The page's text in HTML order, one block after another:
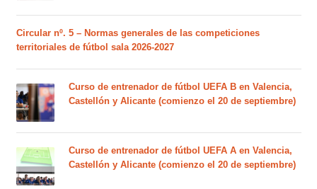
Circular nº. 5 – Normas generales de las competiciones
territoriales de fútbol sala 2026-2027
Curso de entrenador de fútbol UEFA B en Valencia,
Castellón y Alicante (comienzo el 20 de septiembre)
Curso de entrenador de fútbol UEFA A en Valencia,
Castellón y Alicante (comienzo el 20 de septiembre)